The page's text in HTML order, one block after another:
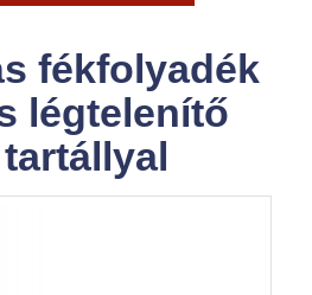
fékfolyadék
légtelenítő